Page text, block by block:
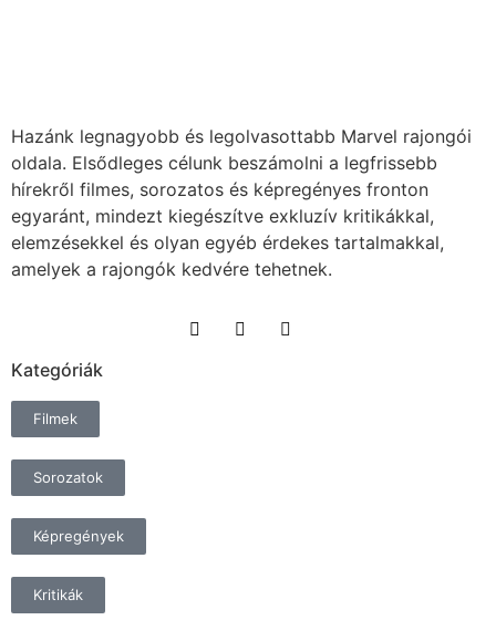
Hazánk legnagyobb és legolvasottabb Marvel rajongói
oldala. Elsődleges célunk beszámolni a legfrissebb
hírekről filmes, sorozatos és képregényes fronton
egyaránt, mindezt kiegészítve exkluzív kritikákkal,
elemzésekkel és olyan egyéb érdekes tartalmakkal,
amelyek a rajongók kedvére tehetnek.
Kategóriák
Filmek
Sorozatok
Képregények
Kritikák